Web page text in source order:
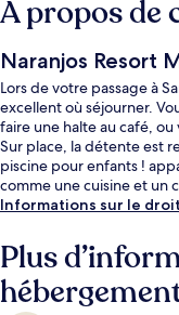
À propos de
Naranjos Resort
Lors de votre passage à
excellent où séjourner.
faire une halte au café,
Sur place, la détente est
piscine pour enfants !
comme une cuisine et un
Informations sur le
Plus